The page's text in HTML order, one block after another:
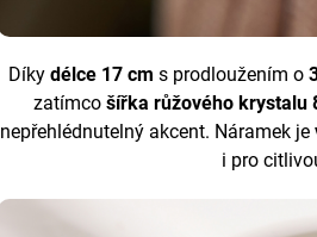
Díky délce 17 cm s prodloužením o
zatímco šířka růžového krystalu
nepřehlédnutelný akcent. Náramek je
i pro